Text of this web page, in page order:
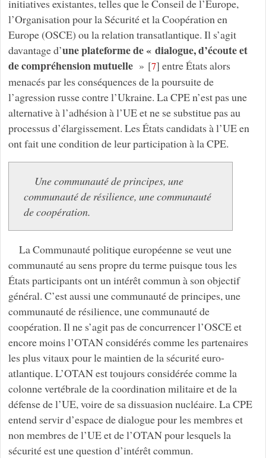
initiatives existantes, telles que le Conseil de l’Europe,
l’Organisation pour la Sécurité et la Coopération en
Europe (OSCE) ou la relation transatlantique. Il s’agit
davantage d’une plateforme de « dialogue, d’écoute et
de compréhension mutuelle » [7] entre États alors
menacés par les conséquences de la poursuite de
l’agression russe contre l’Ukraine. La CPE n’est pas une
alternative à l’adhésion à l’UE et ne se substitue pas au
processus d’élargissement. Les États candidats à l’UE en
ont fait une condition de leur participation à la CPE.
Une communauté de principes, une
communauté de résilience, une communauté
de coopération.
La Communauté politique européenne se veut une
communauté au sens propre du terme puisque tous les
États participants ont un intérêt commun à son objectif
général. C’est aussi une communauté de principes, une
communauté de résilience, une communauté de
coopération. Il ne s’agit pas de concurrencer l’OSCE et
encore moins l’OTAN considérés comme les partenaires
les plus vitaux pour le maintien de la sécurité euro-
atlantique. L’OTAN est toujours considérée comme la
colonne vertébrale de la coordination militaire et de la
défense de l’UE, voire de sa dissuasion nucléaire. La CPE
entend servir d’espace de dialogue pour les membres et
non membres de l’UE et de l’OTAN pour lesquels la
sécurité est une question d’intérêt commun.